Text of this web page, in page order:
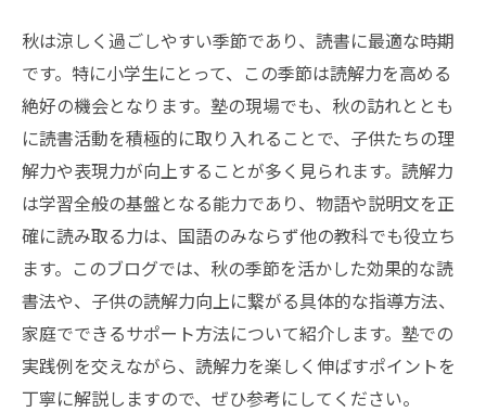
秋は涼しく過ごしやすい季節であり、読書に最適な時期
です。特に小学生にとって、この季節は読解力を高める
絶好の機会となります。塾の現場でも、秋の訪れととも
に読書活動を積極的に取り入れることで、子供たちの理
解力や表現力が向上することが多く見られます。読解力
は学習全般の基盤となる能力であり、物語や説明文を正
確に読み取る力は、国語のみならず他の教科でも役立ち
ます。このブログでは、秋の季節を活かした効果的な読
書法や、子供の読解力向上に繋がる具体的な指導方法、
家庭でできるサポート方法について紹介します。塾での
実践例を交えながら、読解力を楽しく伸ばすポイントを
丁寧に解説しますので、ぜひ参考にしてください。